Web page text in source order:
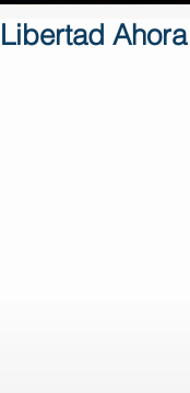
Libertad Ahora